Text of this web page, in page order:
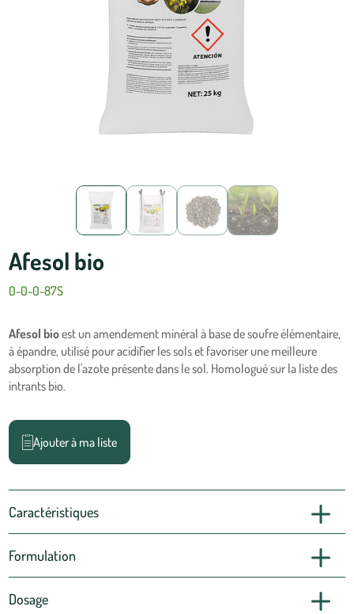
Afesol bio
0-0-0-87S
Afesol bioest un amendement minéral à base de soufre élémentaire,
à épandre, utilisé pour acidifier les sols et favoriser une meilleure
absorption de l'azote présente dans le sol. Homologué sur la liste des
intrants bio.
Ajouter à ma liste
Caractéristiques
Formulation
Dosage